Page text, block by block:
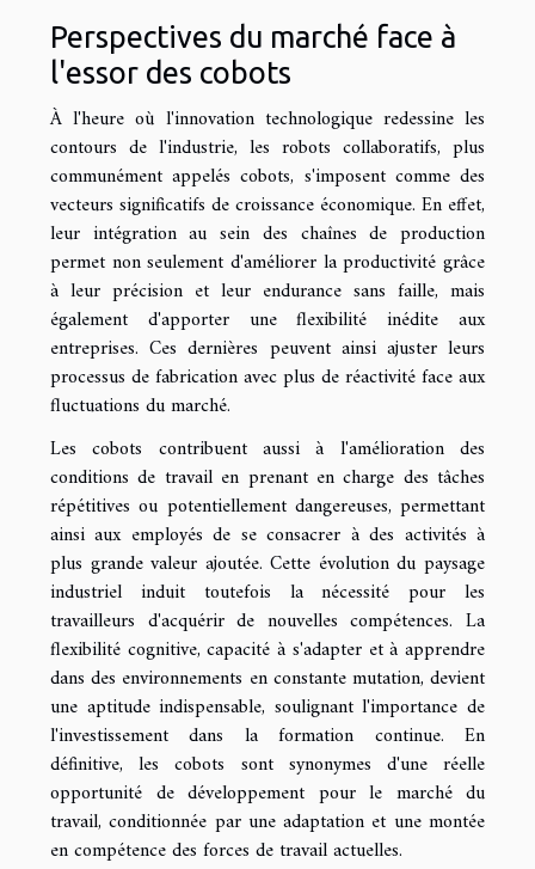
Perspectives du marché face à
l'essor des cobots
À l'heure où l'innovation technologique redessine les
contours de l'industrie, les robots collaboratifs, plus
communément appelés cobots, s'imposent comme des
vecteurs significatifs de croissance économique. En effet,
leur intégration au sein des chaînes de production
permet non seulement d'améliorer la productivité grâce
à leur précision et leur endurance sans faille, mais
également d'apporter une flexibilité inédite aux
entreprises. Ces dernières peuvent ainsi ajuster leurs
processus de fabrication avec plus de réactivité face aux
fluctuations du marché.
Les cobots contribuent aussi à l'amélioration des
conditions de travail en prenant en charge des tâches
répétitives ou potentiellement dangereuses, permettant
ainsi aux employés de se consacrer à des activités à
plus grande valeur ajoutée. Cette évolution du paysage
industriel induit toutefois la nécessité pour les
travailleurs d'acquérir de nouvelles compétences. La
flexibilité cognitive, capacité à s'adapter et à apprendre
dans des environnements en constante mutation, devient
une aptitude indispensable, soulignant l'importance de
l'investissement dans la formation continue. En
définitive, les cobots sont synonymes d'une réelle
opportunité de développement pour le marché du
travail, conditionnée par une adaptation et une montée
en compétence des forces de travail actuelles.